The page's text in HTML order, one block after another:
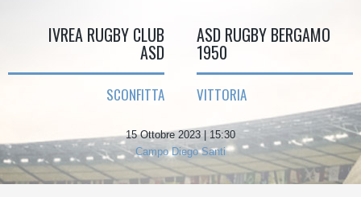
IVREA RUGBY CLUB
ASD
SCONFITTA
ASD RUGBY BERGAMO
1950
VITTORIA
15 Ottobre 2023 | 15:30
Campo Diego Santi